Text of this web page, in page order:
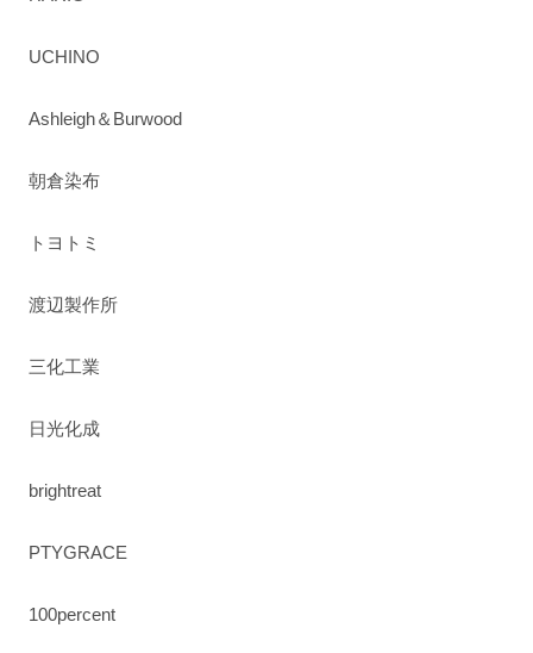
UCHINO
Ashleigh＆Burwood
朝倉染布
トヨトミ
渡辺製作所
三化工業
日光化成
brightreat
PTYGRACE
100percent